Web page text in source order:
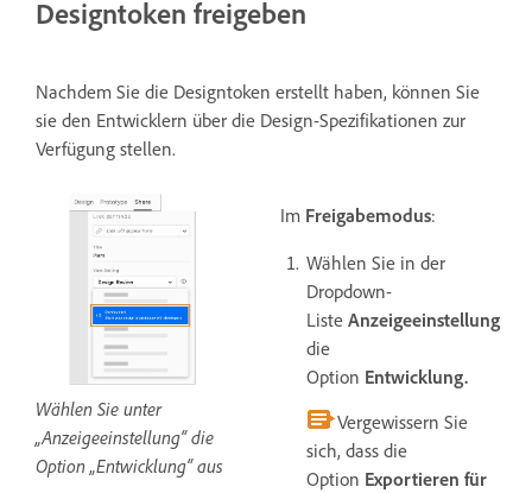
Designtoken freigeben
Nachdem Sie die Designtoken erstellt haben, können Sie
sie den Entwicklern über die Design-Spezifikationen zur
Verfügung stellen.
Wählen Sie unter
„Anzeigeeinstellung“ die
Option „Entwicklung“ aus
Im Freigabemodus:
Wählen Sie in der
Dropdown-
Liste Anzeigeeinstellung
die
Option Entwicklung.
Vergewissern Sie
sich, dass die
Option Exportieren für